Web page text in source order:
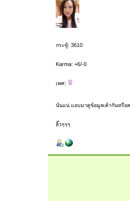
กระทู้: 3610
Karma: +6/-0
เพศ:
นั่นแน่ แอบมาดูข้อมูลเค้ากันหรือ
ฮิ๊วๆๆๆ